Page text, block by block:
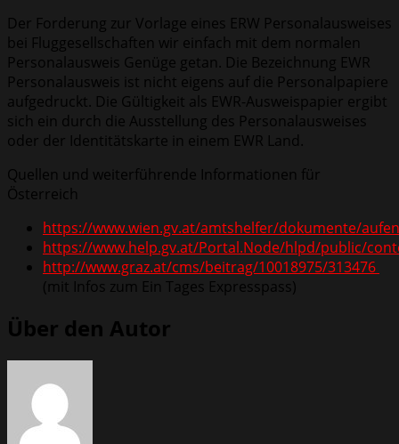
Der Forderung zur Vorlage eines ERW Personalausweises
bei Fluggesellschaften wir einfach mit dem normalen
Personalausweis Genüge getan. Die Bezeichnung EWR
Personalausweis ist nicht eigens auf die Personalpapiere
aufgedruckt. Die Gültigkeit als EWR-Ausweispapier ergibt
sich ein durch die Ausstellung des Personalausweises
oder der Identitätskarte in einem EWR Land.
Quellen und weiterführende Informationen für
Österreich
https://www.wien.gv.at/amtshelfer/dokumente/
https://www.help.gv.at/Portal.Node/hlpd/public/
http://www.graz.at/cms/beitrag/10018975/313476
(mit Infos zum Ein Tages Expresspass)
Über den Autor